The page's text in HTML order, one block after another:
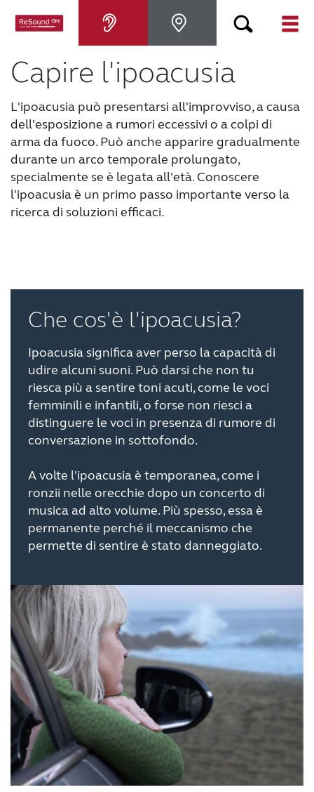
Apparecchi acustici
Ipoacusia
Supporto e assistenza
Perché ReSound
Australia Brasil
Canada Česká republika
China Danmark
Deutschland España
France India
International Italia
Latinoamérica Netherlands
New Zealand Norge
Schweiz Suisse
Suomi Sverige
Türkçe United Kingdom
United States Österreich
عربي 日本
Capire l'ipoacusia
L'ipoacusia può presentarsi all'improvviso, a causa
dell'esposizione a rumori eccessivi o a colpi di
arma da fuoco. Può anche apparire gradualmente
durante un arco temporale prolungato,
specialmente se è legata all'età. Conoscere
l'ipoacusia è un primo passo importante verso la
ricerca di soluzioni efficaci.
Che cos'è l'ipoacusia?
Ipoacusia significa aver perso la capacità di
udire alcuni suoni. Può darsi che non tu
riesca più a sentire toni acuti, come le voci
femminili e infantili, o forse non riesci a
distinguere le voci in presenza di rumore di
conversazione in sottofondo.
A volte l'ipoacusia è temporanea, come i
ronzii nelle orecchie dopo un concerto di
musica ad alto volume. Più spesso, essa è
permanente perché il meccanismo che
permette di sentire è stato danneggiato.